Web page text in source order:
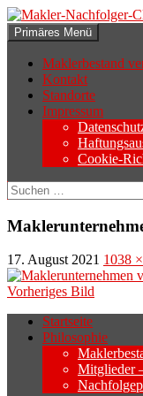
Zum
Inhalt
springen
Makler-
Suchen
Primäres Menü
Maklerbestand
Kontakt
Standorte
Impressum
Cookie-
Suchen
nach:
17. August 2021 1038
Vorheriges Bild
Wenn sich
Startseite
Philosophie
Mitglieder